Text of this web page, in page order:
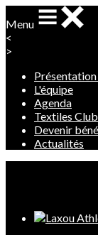
Menu
<
>
L'équipe
Agenda
Textiles Club
Devenir
Actualités